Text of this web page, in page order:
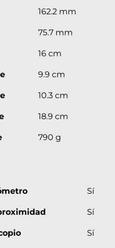
162.2 mm
75.7 mm
16 cm
9.9 cm
10.3 cm
18.9 cm
790 g
Sí
Sí
Sí